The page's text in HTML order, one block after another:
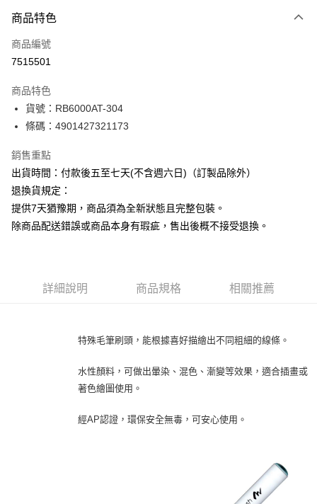
信用卡一次付款
Apple Pay
悠遊付
ATM付款
運送方式
下單前請先詢問庫存
每筆NT$130，滿NT$2,500(含以上)免運費
商品特色
商品編號
7515501
商品特色
貨號：RB6000AT-304
條碼：4901427321173
銷售重點
出貨時間：付款後五至七天(不含週六日)（訂製品除外）
退換貨規定：
提供7天猶豫期，商品須為全新狀態且完整包裝。
除商品配送錯誤或商品本身有瑕疵，售出後概不接受退換。
詳細說明 商品規格 相關推薦
特殊毛筆刷頭，能根據喜好描繪出不同粗細的線條。
水性顏料，可做出暈染、混色、漸變等效果，適合插畫或
著色繪圖使用。
經AP認證，環保安全無毒，可安心使用。